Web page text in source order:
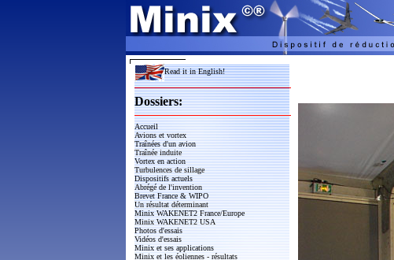
Read it in English!
Dossiers:
Accueil
Avions et vortex
Traînées d'un avion
Traînée induite
Vortex en action
Turbulences de sillage
Dispositifs actuels
Abrégé de l'invention
Brevet France & WIPO
Un résultat déterminant
Minix WAKENET2 France/Europe
Minix WAKENET2 USA
Photos d'essais
Vidéos d'essais
Minix et ses applications
Minix et les éoliennes - résultats